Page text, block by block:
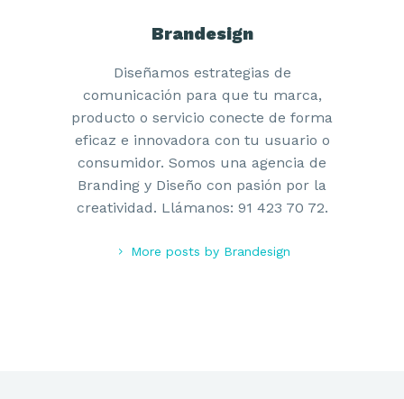
Brandesign
Diseñamos estrategias de
comunicación para que tu marca,
producto o servicio conecte de forma
eficaz e innovadora con tu usuario o
consumidor. Somos una agencia de
Branding y Diseño con pasión por la
creatividad. Llámanos: 91 423 70 72.
More posts by Brandesign